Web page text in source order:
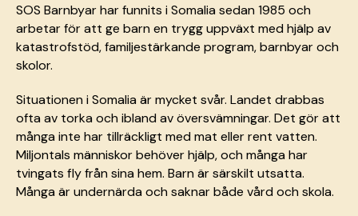
SOS Barnbyar har funnits i Somalia sedan 1985 och
arbetar för att ge barn en trygg uppväxt med hjälp av
katastrofstöd, familjestärkande program, barnbyar och
skolor.
Situationen i Somalia är mycket svår. Landet drabbas
ofta av torka och ibland av översvämningar. Det gör att
många inte har tillräckligt med mat eller rent vatten.
Miljontals människor behöver hjälp, och många har
tvingats fly från sina hem. Barn är särskilt utsatta.
Många är undernärda och saknar både vård och skola.